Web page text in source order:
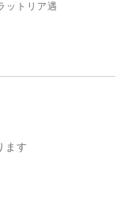
ットリア遇
ます